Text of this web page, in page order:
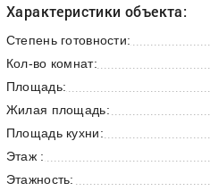
Характеристики объекта:
Степень готовности:
Кол-во комнат:
Площадь:
Жилая площадь:
Площадь кухни:
Этаж :
Этажность: